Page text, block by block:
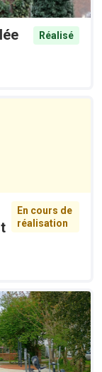
Réalisé
En cours de
réalisation